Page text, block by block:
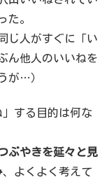
た。
じ人がすぐに「い
ん他人のいいねを
が…）
」する目的は何な
ぶやきを延々と見
、よくよく考えて